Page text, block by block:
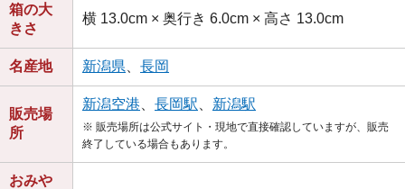
箱の大
きさ
横 13.0cm × 奥行き 6.0cm × 高さ 13.0cm
名産地 新潟県 長岡
販売場
所
新潟空港 長岡駅 新潟駅
※ 販売場所は公式サイト・現地で直接確認していますが、販売
終了している場合もあります。
おみや